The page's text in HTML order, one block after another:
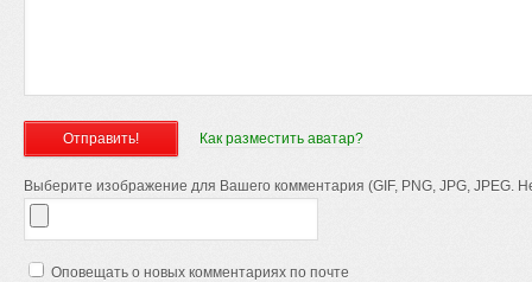
Как разместить аватар?
Выберите изображение для Вашего комментария (GIF, PNG, JPG, JPEG.
Оповещать о новых комментариях по почте